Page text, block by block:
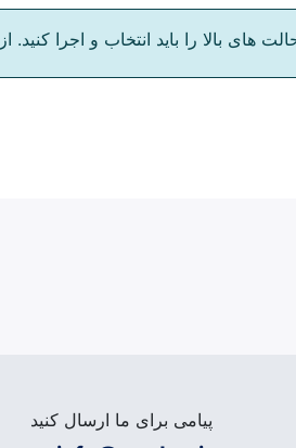
های بالا را باید انتخاب و اجرا کنید.
پیامی برای ما ارسال کنید